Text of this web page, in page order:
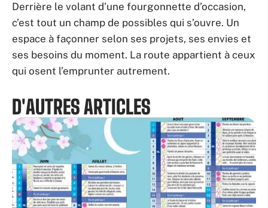
Derrière le volant d’une fourgonnette d’occasion,
c’est tout un champ de possibles qui s’ouvre. Un
espace à façonner selon ses projets, ses envies et
ses besoins du moment. La route appartient à ceux
qui osent l’emprunter autrement.
D'AUTRES ARTICLES